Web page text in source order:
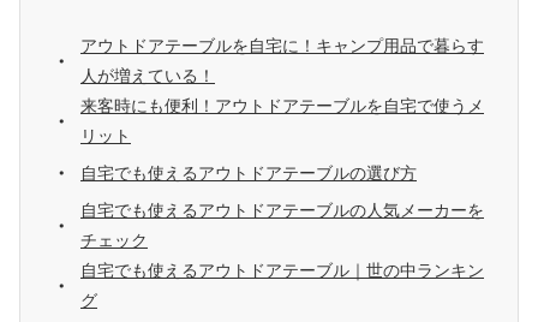
アウトドアテーブルを自宅に！キャンプ用品で暮らす
人が増えている！
来客時にも便利！アウトドアテーブルを自宅で使うメ
リット
自宅でも使えるアウトドアテーブルの選び方
自宅でも使えるアウトドアテーブルの人気メーカーを
チェック
自宅でも使えるアウトドアテーブル｜世の中ランキン
グ